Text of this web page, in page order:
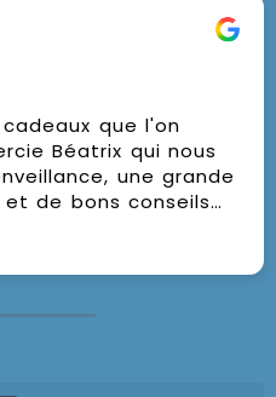
que l'on
Béatrix qui nous
une grande
de bons conseils
voie de la
découvrir une
Mille mercis pour